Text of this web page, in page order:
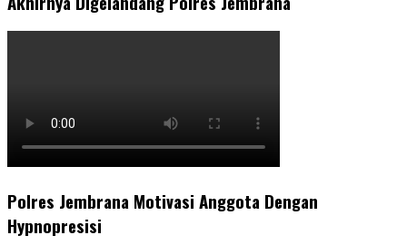
Polres Jembrana Motivasi Anggota Dengan
Hypnopresisi